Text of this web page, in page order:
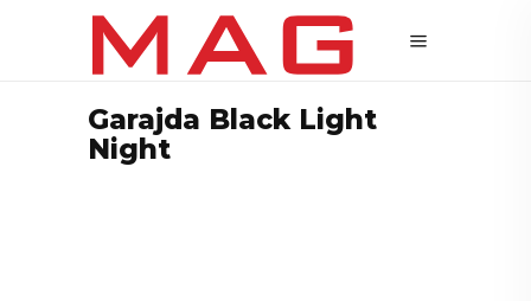
Garajda Black Light
Night